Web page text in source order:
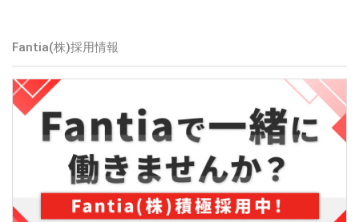
Fantia(株)採用情報